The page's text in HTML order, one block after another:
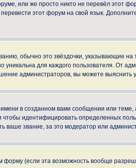
или же просто никто не перевёл этот
этот форум на свой язык.
обычно это звёздочки, указывающие
для каждого пользователя. От
администраторов, вы можете выяснить
в созданном вами сообщении или
идентифицировать определенных
звание, за это модератор или
(если эта возможность вообще